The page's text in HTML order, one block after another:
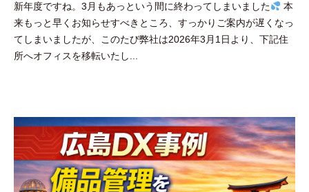
吉
田
豪
新年度ですね。3月もあっという間に終わってしまいました
本
来もっと早くお知らせすべきところ、すっかりご案内が遅くなっ
てしまいましたが、このたび弊社は2026年3月1日より、下記住
所へオフィスを移転いたし...